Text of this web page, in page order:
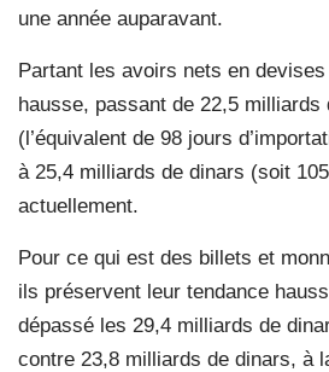
une année auparavant.
Partant les avoirs nets en
hausse, passant de 22,5 milliards
(l’équivalent de 98 jours
à 25,4 milliards de dinars (soit
actuellement.
Pour ce qui est des billets et
ils préservent leur tendance
dépassé les 29,4 milliards de
contre 23,8 milliards de dinars, à